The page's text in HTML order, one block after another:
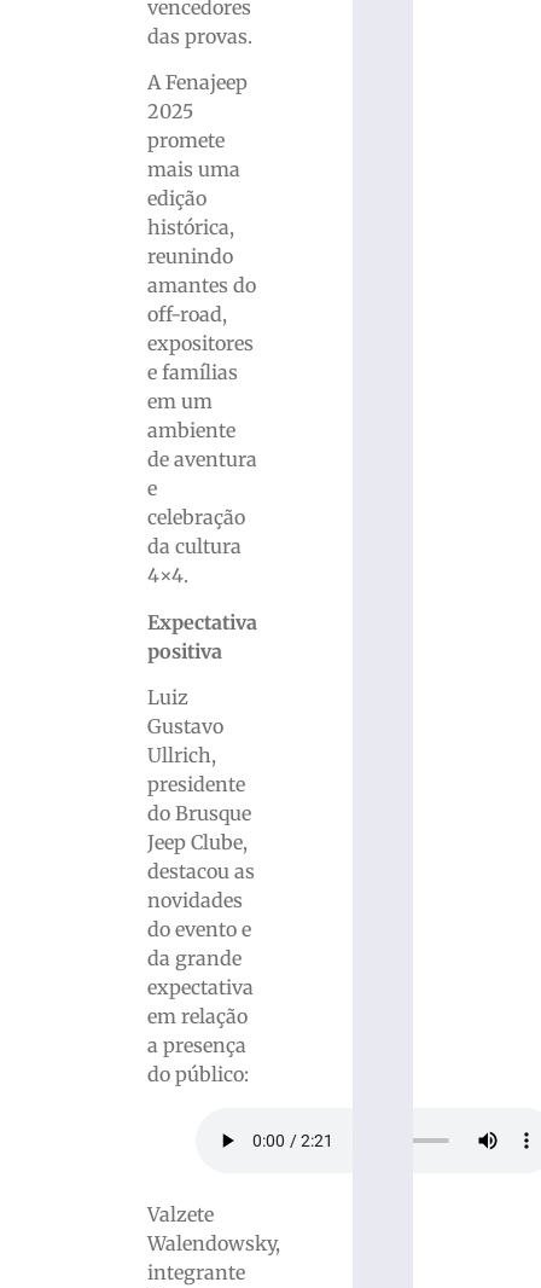
vencedores
das provas.
A Fenajeep
2025
promete
mais uma
edição
histórica,
reunindo
amantes do
off-road,
expositores
e famílias
em um
ambiente
de aventura
e
celebração
da cultura
4×4.
Expectativa
positiva
Luiz
Gustavo
Ullrich,
presidente
do Brusque
Jeep Clube,
destacou as
novidades
do evento e
da grande
expectativa
em relação
a presença
do público:
Valzete
Walendowsky,
integrante